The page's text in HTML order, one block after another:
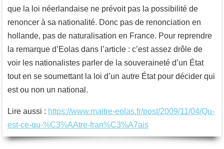
que la loi néerlandaise ne prévoit pas la possibilité de
renoncer à sa nationalité. Donc pas de renonciation en
hollande, pas de naturalisation en France. Pour reprendre
la remarque d’Eolas dans l’article : c’est assez drôle de
voir les nationalistes parler de la souveraineté d’un État
tout en se soumettant la loi d’un autre État pour décider qui
est ou non un national.
Lire aussi : https://www.maitre-eolas.fr/post/2009/11/04/Qu-
est-ce-qu-%C3%AAtre-fran%C3%A7ais